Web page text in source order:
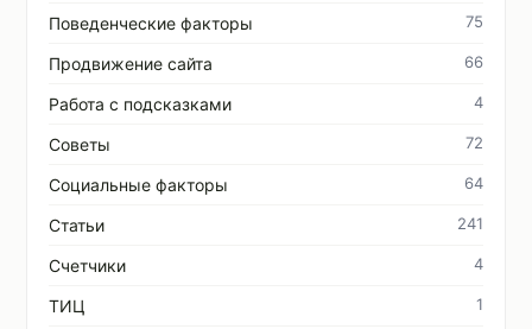
Поведенческие факторы 75
Продвижение сайта 66
Работа с подсказками 4
Советы 72
Социальные факторы 64
Статьи 241
Счетчики 4
ТИЦ 1